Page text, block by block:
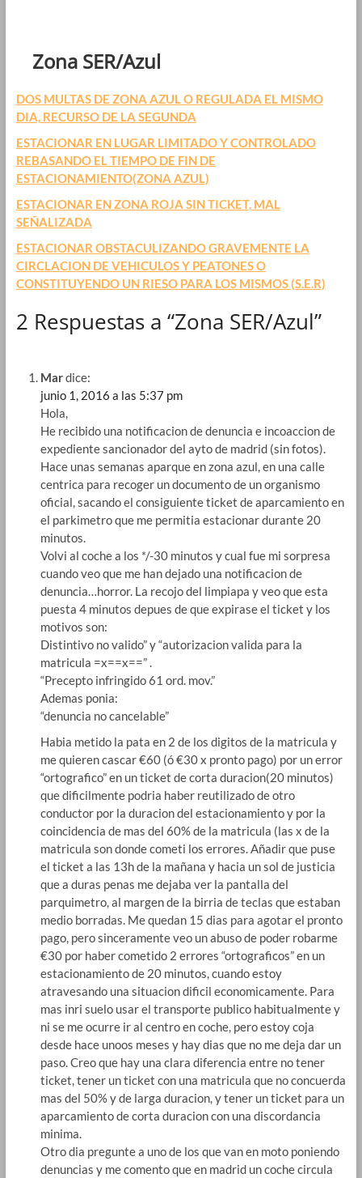
Zona SER/Azul
DOS MULTAS DE ZONA AZUL O REGULADA EL MISMO
DIA, RECURSO DE LA SEGUNDA
ESTACIONAR EN LUGAR LIMITADO Y CONTROLADO
REBASANDO EL TIEMPO DE FIN DE
ESTACIONAMIENTO(ZONA AZUL)
ESTACIONAR EN ZONA ROJA SIN TICKET, MAL
SEÑALIZADA
ESTACIONAR OBSTACULIZANDO GRAVEMENTE LA
CIRCLACION DE VEHICULOS Y PEATONES O
CONSTITUYENDO UN RIESO PARA LOS MISMOS (S.E.R)
2 Respuestas a “Zona SER/Azul”
Mardice:
junio 1, 2016 a las 5:37 pm
Hola,
He recibido una notificacion de denuncia e incoaccion de
expediente sancionador del ayto de madrid (sin fotos).
Hace unas semanas aparque en zona azul, en una calle
centrica para recoger un documento de un organismo
oficial, sacando el consiguiente ticket de aparcamiento en
el parkimetro que me permitia estacionar durante 20
minutos.
Volvi al coche a los */-30 minutos y cual fue mi sorpresa
cuando veo que me han dejado una notificacion de
denuncia…horror. La recojo del limpiapa y veo que esta
puesta 4 minutos depues de que expirase el ticket y los
motivos son:
Distintivo no valido” y “autorizacion valida para la
matricula =x==x==” .
“Precepto infringido 61 ord. mov.”
Ademas ponia:
“denuncia no cancelable”
Habia metido la pata en 2 de los digitos de la matricula y
me quieren cascar €60 (ó €30 x pronto pago) por un error
“ortografico” en un ticket de corta duracion(20 minutos)
que dificilmente podria haber reutilizado de otro
conductor por la duracion del estacionamiento y por la
coincidencia de mas del 60% de la matricula (las x de la
matricula son donde cometi los errores. Añadir que puse
el ticket a las 13h de la mañana y hacia un sol de justicia
que a duras penas me dejaba ver la pantalla del
parquimetro, al margen de la birria de teclas que estaban
medio borradas. Me quedan 15 dias para agotar el pronto
pago, pero sinceramente veo un abuso de poder robarme
€30 por haber cometido 2 errores “ortograficos” en un
estacionamiento de 20 minutos, cuando estoy
atravesando una situacion dificil economicamente. Para
mas inri suelo usar el transporte publico habitualmente y
ni se me ocurre ir al centro en coche, pero estoy coja
desde hace unoos meses y hay dias que no me deja dar un
paso. Creo que hay una clara diferencia entre no tener
ticket, tener un ticket con una matricula que no concuerda
mas del 50% y de larga duracion, y tener un ticket para un
aparcamiento de corta duracion con una discordancia
minima.
Otro dia pregunte a uno de los que van en moto poniendo
denuncias y me comento que en madrid un coche circula